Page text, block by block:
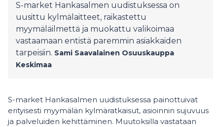
S-market Hankasalmen uudistuksessa on
uusittu kylmälaitteet, raikastettu
myymäläilmettä ja muokattu valikoimaa
vastaamaan entistä paremmin asiakkaiden
tarpeisiin. Sami Saavalainen Osuuskauppa
Keskimaa
S-market Hankasalmen uudistuksessa painottuivat
erityisesti myymälän kylmäratkaisut, asioinnin sujuvuus
ja palveluiden kehittäminen. Muutoksilla vastataan